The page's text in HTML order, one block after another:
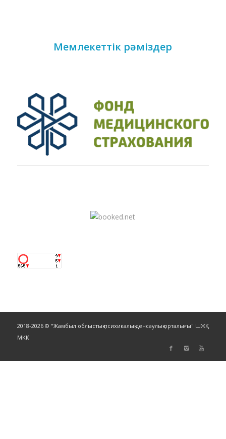
Мемлекеттік рәміздер
2018-2026 © "Жамбыл облыстық психикалық денсаулық орталығы" ШЖҚ
МКК